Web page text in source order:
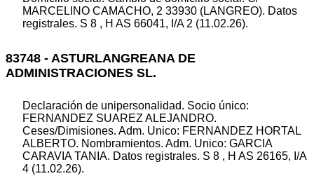
MARCELINO CAMACHO, 2 33930 (LANGREO). Datos
registrales. S 8 , H AS 66041, I/A 2 (11.02.26).
83748 - ASTURLANGREANA DE
ADMINISTRACIONES SL.
Declaración de unipersonalidad. Socio único:
FERNANDEZ SUAREZ ALEJANDRO.
Ceses/Dimisiones. Adm. Unico: FERNANDEZ HORTAL
ALBERTO. Nombramientos. Adm. Unico: GARCIA
CARAVIA TANIA. Datos registrales. S 8 , H AS 26165, I/A
4 (11.02.26).